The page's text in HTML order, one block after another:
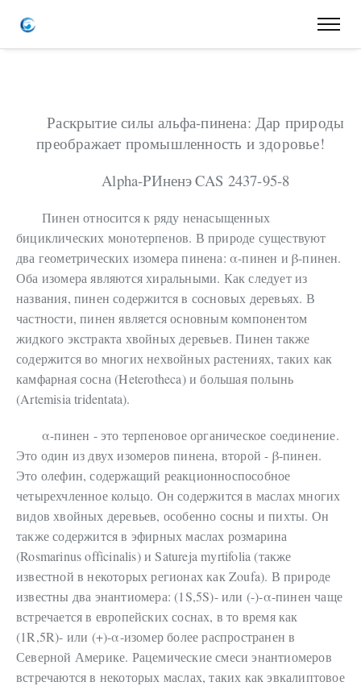
Раскрытие силы альфа-пинена: Дар природы
преображает промышленность и здоровье!
Alpha-PИненэCAS 2437-95-8
Пинен относится к ряду ненасыщенных
бициклических монотерпенов. В природе существуют
два геометрических изомера пинена: α-пинен и β-пинен.
Оба изомера являются хиральными. Как следует из
названия, пинен содержится в сосновых деревьях. В
частности, пинен является основным компонентом
жидкого экстракта хвойных деревьев. Пинен также
содержится во многих нехвойных растениях, таких как
камфарная сосна (Heterotheca) и большая полынь
(Artemisia tridentata).
α-пинен - это терпеновое органическое соединение.
Это один из двух изомеров пинена, второй - β-пинен.
Это олефин, содержащий реакционноспособное
четырехчленное кольцо. Он содержится в маслах многих
видов хвойных деревьев, особенно сосны и пихты. Он
также содержится в эфирных маслах розмарина
(Rosmarinus officinalis) и Satureja myrtifolia (также
известной в некоторых регионах как Zoufa). В природе
известны два энантиомера: (1S,5S)- или (-)-α-пинен чаще
встречается в европейских соснах, в то время как
(1R,5R)- или (+)-α-изомер более распространен в
Северной Америке. Рацемические смеси энантиомеров
встречаются в некоторых маслах, таких как эвкалиптовое